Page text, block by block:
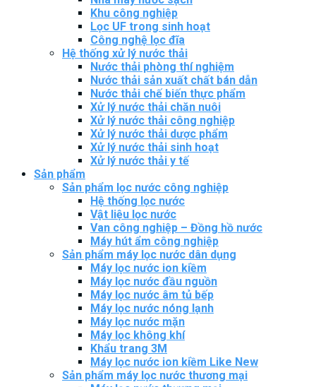
Khu công nghiệp
Lọc UF trong sinh hoạt
Công nghệ lọc đĩa
Hệ thống xử lý nước thải
Nước thải phòng thí nghiệm
Nước thải sản xuất chất bán dẫn
Nước thải chế biến thực phẩm
Xử lý nước thải chăn nuôi
Xử lý nước thải công nghiệp
Xử lý nước thải dược phẩm
Xử lý nước thải sinh hoạt
Xử lý nước thải y tế
Sản phẩm
Sản phẩm lọc nước công nghiệp
Hệ thống lọc nước
Vật liệu lọc nước
Van công nghiệp – Đồng hồ nước
Máy hút ẩm công nghiệp
Sản phẩm máy lọc nước dân dụng
Máy lọc nước ion kiềm
Máy lọc nước đầu nguồn
Máy lọc nước âm tủ bếp
Máy lọc nước nóng lạnh
Máy lọc nước mặn
Máy lọc không khí
Khẩu trang 3M
Máy lọc nước ion kiềm Like New
Sản phẩm máy lọc nước thương mại